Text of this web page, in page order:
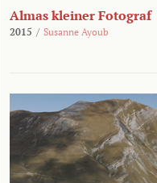
Almas kleiner Fotograf
2015 / Susanne Ayoub